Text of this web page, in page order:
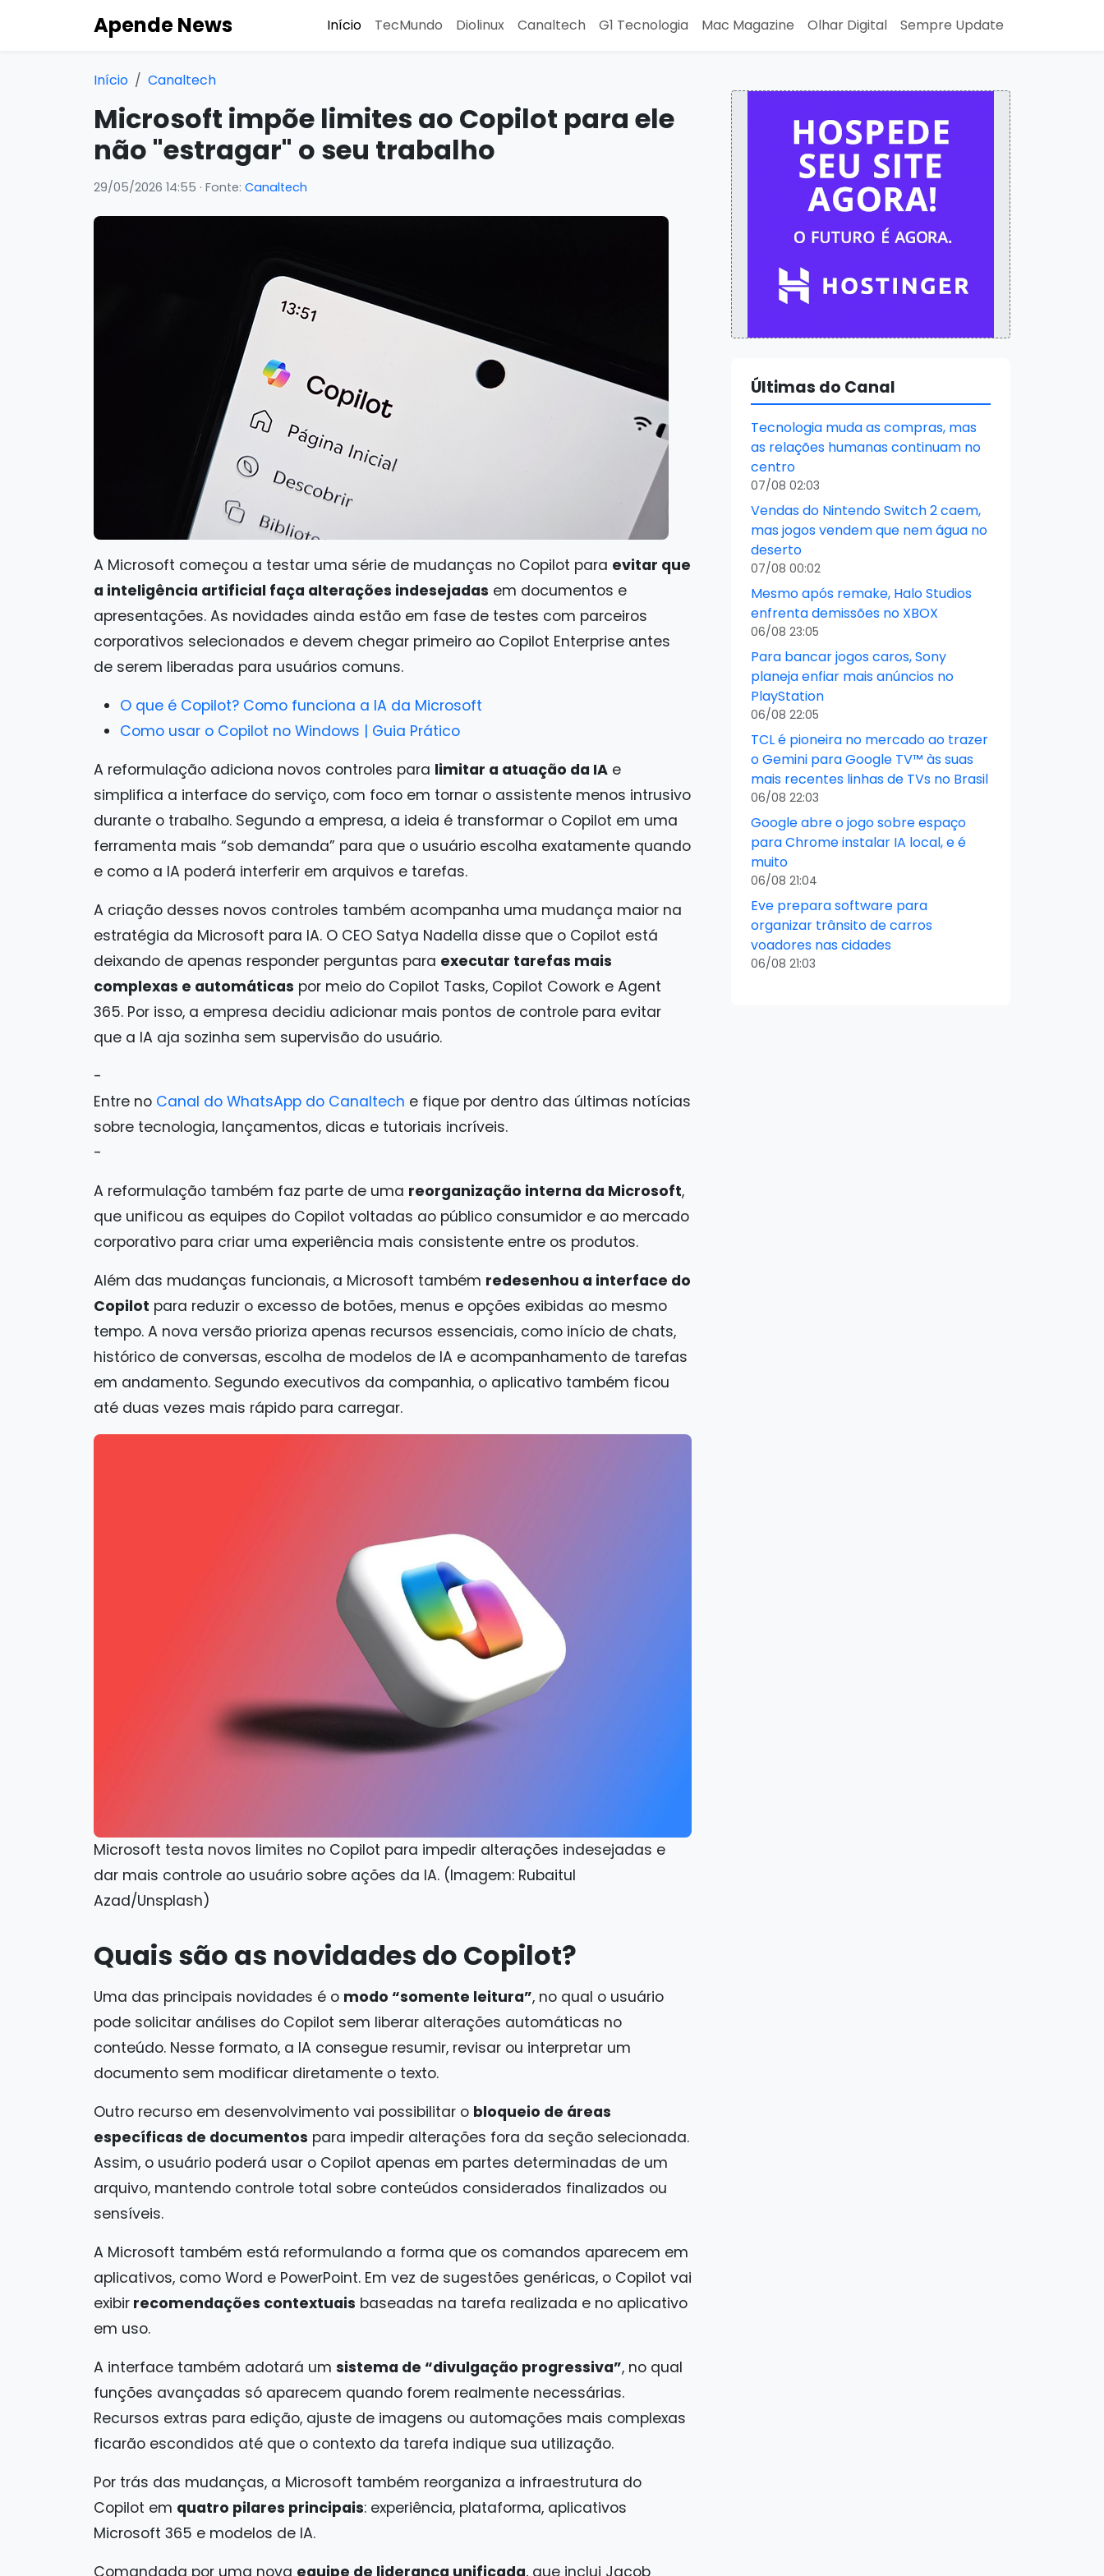
Apende News Início TecMundo Diolinux Canaltech G1 Tecnologia Mac Magazine Olhar Digital Sempre Update
Início Canaltech
Microsoft impõe limites ao Copilot para ele
não "estragar" o seu trabalho
29/05/2026 14:55 · Fonte: Canaltech
A Microsoft começou a testar uma série de mudanças no Copilot para evitar que
a inteligência artificial faça alterações indesejadas em documentos e
apresentações. As novidades ainda estão em fase de testes com parceiros
corporativos selecionados e devem chegar primeiro ao Copilot Enterprise antes
de serem liberadas para usuários comuns.
O que é Copilot? Como funciona a IA da Microsoft
Como usar o Copilot no Windows | Guia Prático
A reformulação adiciona novos controles para limitar a atuação da IA e
simplifica a interface do serviço, com foco em tornar o assistente menos intrusivo
durante o trabalho. Segundo a empresa, a ideia é transformar o Copilot em uma
ferramenta mais “sob demanda” para que o usuário escolha exatamente quando
e como a IA poderá interferir em arquivos e tarefas.
A criação desses novos controles também acompanha uma mudança maior na
estratégia da Microsoft para IA. O CEO Satya Nadella disse que o Copilot está
deixando de apenas responder perguntas para executar tarefas mais
complexas e automáticas por meio do Copilot Tasks, Copilot Cowork e Agent
365. Por isso, a empresa decidiu adicionar mais pontos de controle para evitar
que a IA aja sozinha sem supervisão do usuário.
-
Entre no Canal do WhatsApp do Canaltech e fique por dentro das últimas notícias
sobre tecnologia, lançamentos, dicas e tutoriais incríveis.
-
A reformulação também faz parte de uma reorganização interna da Microsoft,
que unificou as equipes do Copilot voltadas ao público consumidor e ao mercado
corporativo para criar uma experiência mais consistente entre os produtos.
Além das mudanças funcionais, a Microsoft também redesenhou a interface do
Copilot para reduzir o excesso de botões, menus e opções exibidas ao mesmo
tempo. A nova versão prioriza apenas recursos essenciais, como início de chats,
histórico de conversas, escolha de modelos de IA e acompanhamento de tarefas
em andamento. Segundo executivos da companhia, o aplicativo também ficou
até duas vezes mais rápido para carregar.
Microsoft testa novos limites no Copilot para impedir alterações indesejadas e
dar mais controle ao usuário sobre ações da IA. (Imagem: Rubaitul
Azad/Unsplash)
Quais são as novidades do Copilot?
Uma das principais novidades é o modo “somente leitura”, no qual o usuário
pode solicitar análises do Copilot sem liberar alterações automáticas no
conteúdo. Nesse formato, a IA consegue resumir, revisar ou interpretar um
documento sem modificar diretamente o texto.
Outro recurso em desenvolvimento vai possibilitar o bloqueio de áreas
específicas de documentos para impedir alterações fora da seção selecionada.
Assim, o usuário poderá usar o Copilot apenas em partes determinadas de um
arquivo, mantendo controle total sobre conteúdos considerados finalizados ou
sensíveis.
A Microsoft também está reformulando a forma que os comandos aparecem em
aplicativos, como Word e PowerPoint. Em vez de sugestões genéricas, o Copilot vai
exibir recomendações contextuais baseadas na tarefa realizada e no aplicativo
em uso.
A interface também adotará um sistema de “divulgação progressiva”, no qual
funções avançadas só aparecem quando forem realmente necessárias.
Recursos extras para edição, ajuste de imagens ou automações mais complexas
ficarão escondidos até que o contexto da tarefa indique sua utilização.
Por trás das mudanças, a Microsoft também reorganiza a infraestrutura do
Copilot em quatro pilares principais: experiência, plataforma, aplicativos
Microsoft 365 e modelos de IA.
Comandada por uma nova equipe de liderança unificada, que inclui Jacob
Últimas do Canal
Tecnologia muda as compras, mas
as relações humanas continuam no
centro
07/08 02:03
Vendas do Nintendo Switch 2 caem,
mas jogos vendem que nem água no
deserto
07/08 00:02
Mesmo após remake, Halo Studios
enfrenta demissões no XBOX
06/08 23:05
Para bancar jogos caros, Sony
planeja enfiar mais anúncios no
PlayStation
06/08 22:05
TCL é pioneira no mercado ao trazer
o Gemini para Google TV™ às suas
mais recentes linhas de TVs no Brasil
06/08 22:03
Google abre o jogo sobre espaço
para Chrome instalar IA local, e é
muito
06/08 21:04
Eve prepara software para
organizar trânsito de carros
voadores nas cidades
06/08 21:03